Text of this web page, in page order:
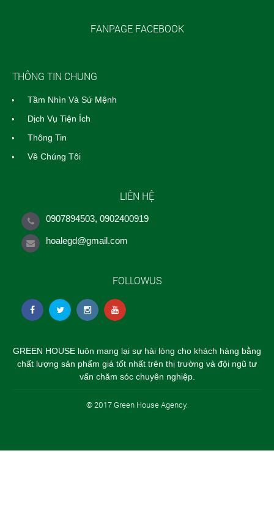
FANPAGE FACEBOOK
THÔNG TIN CHUNG
Tầm Nhìn Và Sứ Mệnh
Dịch Vụ Tiện Ích
Thông Tin
Về Chúng Tôi
LIÊN HỆ
0907894503, 0902400919
hoalegd@gmail.com
FOLLOWUS
GREEN HOUSE luôn mang lại sự hài lòng cho khách hàng bằng
chất lượng sản phẩm giá tốt nhất trên thị trường và đội ngũ tư
vấn chăm sóc chuyên nghiệp.
© 2017 Green House Agency.